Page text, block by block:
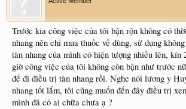
Trước kia công việc của tôi bận rộn không có
nhang nên chỉ mua thuốc về dùng, sử dụng
tàn nhang của mình có hiện tượng nhiều lên, kín
giờ công việc của tôi không còn bận như trước
để đi điều trị tàn nhang rồi. Nghe nói lương y
nhang tốt lắm, tôi cũng muốn đến đây điều trị
mình đã có ai chữa chưa ạ ?